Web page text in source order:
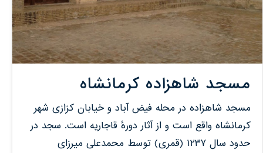
مسجد شاهزاده کرمانشاه
مسجد شاهزاده در محله فیض آباد و خیابان کزازی شهر
کرمانشاه واقع است و از آثار دورهٔ قاجاریه است. سجد در
حدود سال ۱۲۳۷ (قمری) توسط محمدعلی میرزای